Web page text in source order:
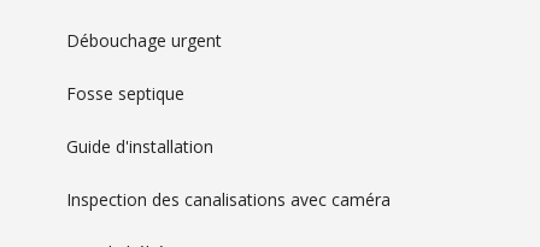
Débouchage urgent
Fosse septique
Guide d'installation
Inspection des canalisations avec caméra